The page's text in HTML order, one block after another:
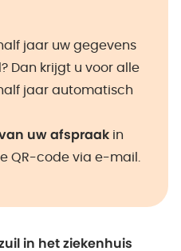
jaar uw gegevens
Dan krijgt u voor alle
jaar automatisch
uw afspraak in
QR-code via e-mail.
in het ziekenhuis